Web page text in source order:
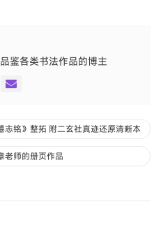
鉴各类书法作品的博主
志铭》整拓 附二玄社真迹还原清晰本
老师的册页作品